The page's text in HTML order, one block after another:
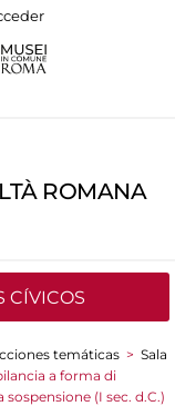
ROMANA
CÍVICOS
temáticas > Sala
a forma di
(I sec. d.C.)